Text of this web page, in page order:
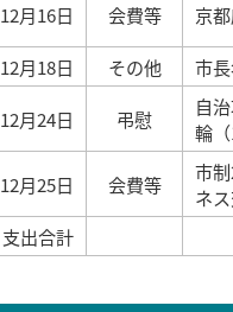
12月16日
会費等 京
12月18日
その他 市
12月24日
弔慰
自
輪（
12月25日
会費等
市
ネ
支出合計